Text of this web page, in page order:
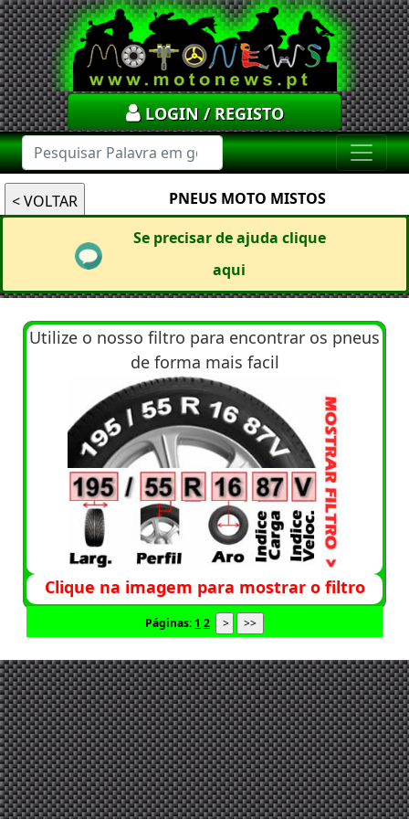
LOGIN / REGISTO
PNEUS MOTO MISTOS
Se precisar de ajuda clique
aqui
Utilize o nosso filtro para encontrar os pneus
de forma mais facil
Clique na imagem para mostrar o filtro
Páginas:1 2